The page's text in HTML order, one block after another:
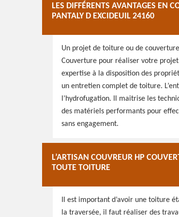
LES DIFFÉRENTS AVANTAGES EN
PANTALY D EXCIDEUIL 24160
Un projet de toiture ou de
Couverture pour réaliser votre
expertise à la disposition des
un entretien complet de toiture.
l’hydrofugation. Il maitrise les
des matériels performants pour
sans engagement.
L’ARTISAN COUVREUR HP
TOUTE TOITURE
Il est important d’avoir une toiture
la traversée, il faut réaliser des